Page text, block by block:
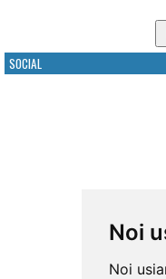
Noi
Noi
SOCIAL